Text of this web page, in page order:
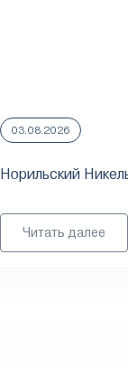
03.08.2026
Норильский
Читать далее